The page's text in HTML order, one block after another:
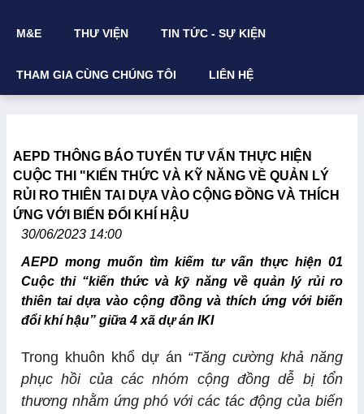
M&E THƯ VIỆN TIN TỨC - SỰ KIỆN
THAM GIA CÙNG CHÚNG TÔI LIÊN HỆ
AEPD THÔNG BÁO TUYỂN TƯ VẤN THỰC HIỆN
CUỘC THI "KIẾN THỨC VÀ KỸ NĂNG VỀ QUẢN LÝ
RỦI RO THIÊN TAI DỰA VÀO CỘNG ĐỒNG VÀ THÍCH
ỨNG VỚI BIẾN ĐỔI KHÍ HẬU
30/06/2023 14:00
AEPD mong muốn tìm kiếm tư vấn thực hiện 01
Cuộc thi “kiến thức và kỹ năng về quản lý rủi ro
thiên tai dựa vào cộng đồng và thích ứng với biến
đổi khí hậu” giữa 4 xã dự án IKI
Trong khuôn khổ dự án “Tăng cường khả năng
phục hồi của các nhóm cộng đồng dễ bị tổn
thương nhằm ứng phó với các tác động của biến